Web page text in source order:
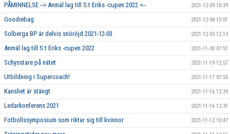
PÅMINNELSE --> Anmäl lag till S:t Eriks -cupen 2022 <-- 2021-12-09 10:39
Goodiebag 2021-12-08 15:01
Solberga BP är delvis snöröjd 2021-12-03 2021-12-03 12:13
Anmäl lag till S:t Eriks -cupen 2022 2021-11-30 07:51
Schysstare på nätet 2021-11-19 12:57
Utbildning i Supercoach! 2021-11-17 07:55
Kansliet är stängt 2021-11-16 12:39
Ledarkonferens 2021 2021-11-16 12:31
Fotbollssymposium som riktar sig till kvinnor 2021-11-12 10:47